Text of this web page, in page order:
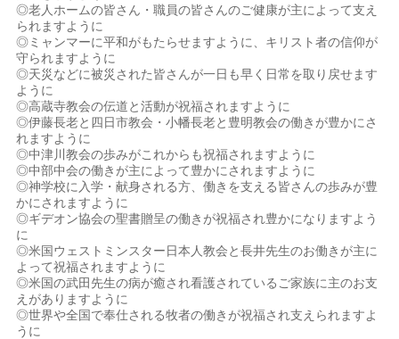
◎老人ホームの皆さん・職員の皆さんのご健康が主によって支え
られますように
◎ミャンマーに平和がもたらせますように、キリスト者の信仰が
守られますように
◎天災などに被災された皆さんが一日も早く日常を取り戻せます
ように
◎高蔵寺教会の伝道と活動が祝福されますように
◎伊藤長老と四日市教会・小幡長老と豊明教会の働きが豊かにさ
れますように
◎中津川教会の歩みがこれからも祝福されますように
◎中部中会の働きが主によって豊かにされますように
◎神学校に入学・献身される方、働きを支える皆さんの歩みが豊
かにされますように
◎ギデオン協会の聖書贈呈の働きが祝福され豊かになりますよう
に
◎米国ウェストミンスター日本人教会と長井先生のお働きが主に
よって祝福されますように
◎米国の武田先生の病が癒され看護されているご家族に主のお支
えがありますように
◎世界や全国で奉仕される牧者の働きが祝福され支えられますよ
うに